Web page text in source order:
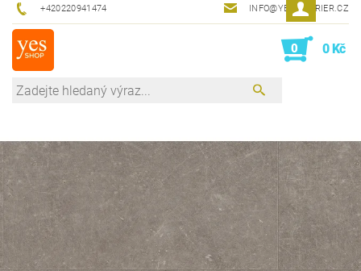
+420220941474 INFO@YESINTERIER.CZ
0 0 Kč